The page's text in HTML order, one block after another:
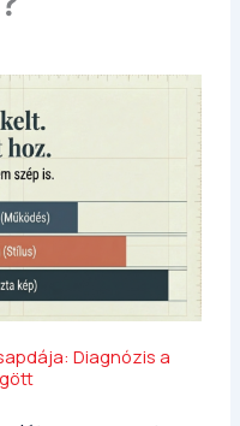
Diagnózis a